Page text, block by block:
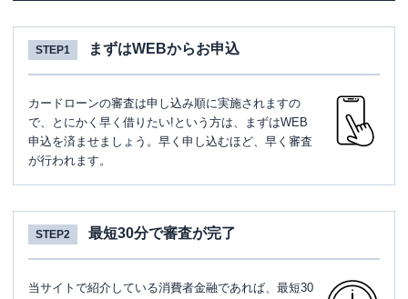
STEP1 まずはWEBからお申込
カードローンの審査は申し込み順に実施されますの
で、とにかく早く借りたい!という方は、まずはWEB
申込を済ませましょう。早く申し込むほど、早く審査
が行われます。
STEP2 最短30分で審査が完了
当サイトで紹介している消費者金融であれば、最短30